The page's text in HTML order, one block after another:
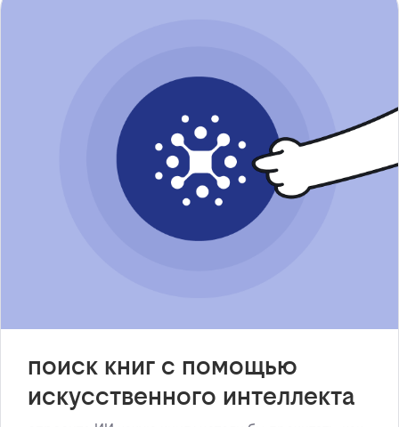
поиск книг с помощью
искусственного интеллекта